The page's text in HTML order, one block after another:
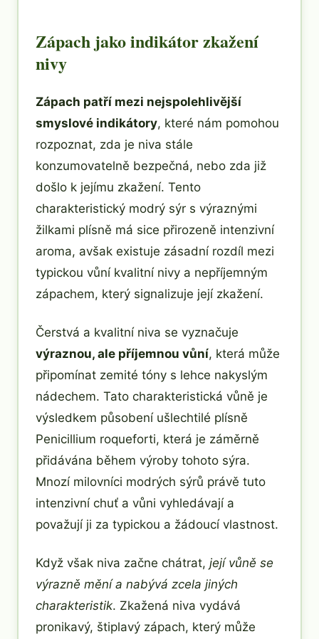
Zápach jako indikátor zkažení
nivy
Zápach patří mezi nejspolehlivější
smyslové indikátory, které nám pomohou
rozpoznat, zda je niva stále
konzumovatelně bezpečná, nebo zda již
došlo k jejímu zkažení. Tento
charakteristický modrý sýr s výraznými
žilkami plísně má sice přirozeně intenzivní
aroma, avšak existuje zásadní rozdíl mezi
typickou vůní kvalitní nivy a nepříjemným
zápachem, který signalizuje její zkažení.
Čerstvá a kvalitní niva se vyznačuje
výraznou, ale příjemnou vůní, která může
připomínat zemité tóny s lehce nakyslým
nádechem. Tato charakteristická vůně je
výsledkem působení ušlechtilé plísně
Penicillium roqueforti, která je záměrně
přidávána během výroby tohoto sýra.
Mnozí milovníci modrých sýrů právě tuto
intenzivní chuť a vůni vyhledávají a
považují ji za typickou a žádoucí vlastnost.
Když však niva začne chátrat, její vůně se
výrazně mění a nabývá zcela jiných
charakteristik. Zkažená niva vydává
pronikavý, štiplavý zápach, který může